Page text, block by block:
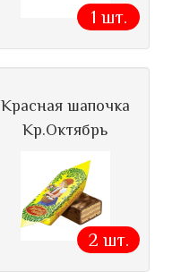
1 шт.
Красная шапочка
Кр.Октябрь
2 шт.